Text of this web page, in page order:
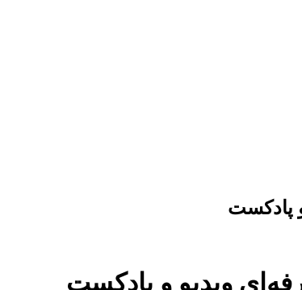
پادکست
ویدیو و پادکست